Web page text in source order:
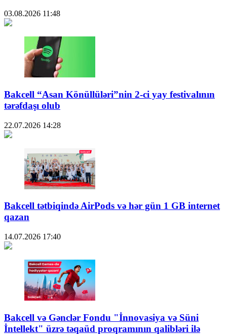
03.08.2026 11:48
Bakcell “Asan Könüllüləri”nin 2-ci yay festivalının
tərəfdaşı olub
22.07.2026 14:28
Bakcell tətbiqində AirPods və hər gün 1 GB internet
qazan
14.07.2026 17:40
Bakcell və Gənclər Fondu "İnnovasiya və Süni
İntellekt" üzrə təqaüd proqramının qalibləri ilə